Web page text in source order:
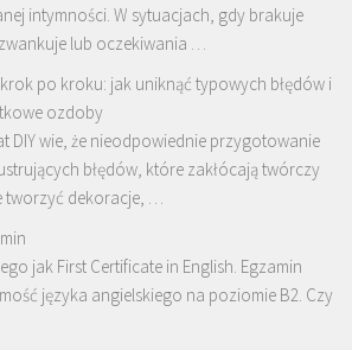
intymności. W sytuacjach, gdy brakuje
lub oczekiwania …
po kroku: jak uniknąć typowych błędów i
ozdoby
DIY wie, że nieodpowiednie przygotowanie
błędów, które zakłócają twórczy
tworzyć dekoracje, …
jak First Certificate in English. Egzamin
języka angielskiego na poziomie B2. Czy